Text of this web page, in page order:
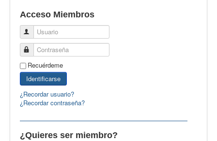
CertAcleB
Profesores Visitantes
Calidad
Artículos
Recursos
Observatorio EB
CIEB
Contacto
Acceso Miembros
Usuario
Contraseña
Recuérdeme
Identificarse
¿Recordar usuario?
¿Recordar contraseña?
¿Quieres ser miembro?